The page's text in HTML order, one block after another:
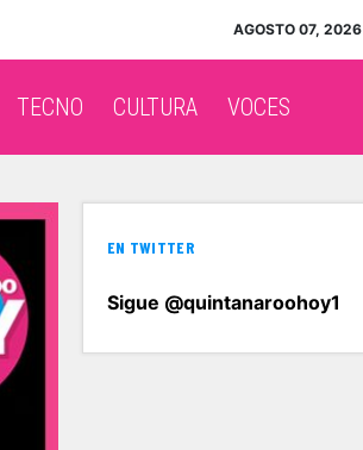
AGOSTO 07, 2026
TECNO CULTURA VOCES
EN TWITTER
Sigue @quintanaroohoy1